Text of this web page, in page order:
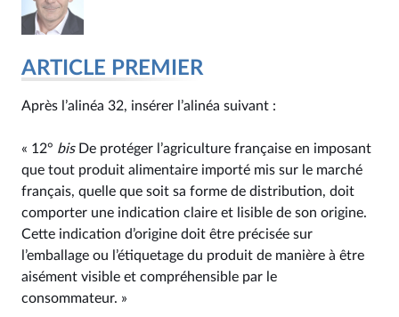
ARTICLE PREMIER
Après l’alinéa 32, insérer l’alinéa suivant :
« 12° bisDe protéger l’agriculture française en imposant
que tout produit alimentaire importé mis sur le marché
français, quelle que soit sa forme de distribution, doit
comporter une indication claire et lisible de son origine.
Cette indication d’origine doit être précisée sur
l’emballage ou l’étiquetage du produit de manière à être
aisément visible et compréhensible par le
consommateur. »